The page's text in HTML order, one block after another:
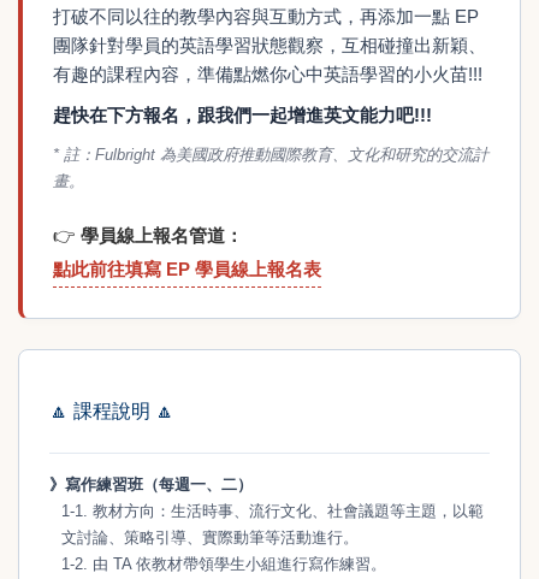
打破不同以往的教學內容與互動方式，再添加一點 EP
團隊針對學員的英語學習狀態觀察，互相碰撞出新穎、
有趣的課程內容，準備點燃你心中英語學習的小火苗!!!
趕快在下方報名，跟我們一起增進英文能力吧!!!
* 註：Fulbright 為美國政府推動國際教育、文化和研究的交流計
畫。
👉 學員線上報名管道：
點此前往填寫 EP 學員線上報名表
🔼 課程說明 🔼
》寫作練習班（每週一、二）
1-1. 教材方向：生活時事、流行文化、社會議題等主題，以範
文討論、策略引導、實際動筆等活動進行。
1-2. 由 TA 依教材帶領學生小組進行寫作練習。